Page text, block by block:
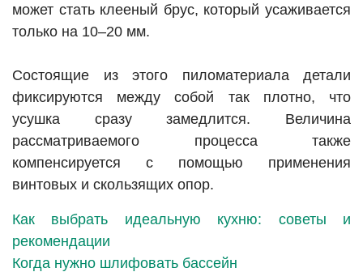
может стать клееный брус, который усаживается
только на 10–20 мм.
Состоящие из этого пиломатериала детали
фиксируются между собой так плотно, что
усушка сразу замедлится. Величина
рассматриваемого процесса также
компенсируется с помощью применения
винтовых и скользящих опор.
Как выбрать идеальную кухню: советы и
рекомендации
Когда нужно шлифовать бассейн